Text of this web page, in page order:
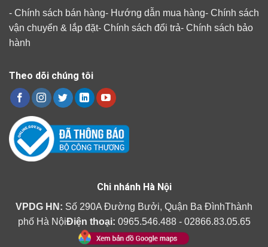
- Chính sách bán hàng- Hướng dẫn mua hàng- Chính sách
vận chuyển & lắp đặt- Chính sách đổi trả- Chính sách bảo
hành
Theo dõi chúng tôi
Chi nhánh Hà Nội
VPDG HN: Số 290A Đường Bưởi, Quận Ba ĐìnhThành
phố Hà NộiĐiện thoại: 0965.546.488 - 02866.83.05.65